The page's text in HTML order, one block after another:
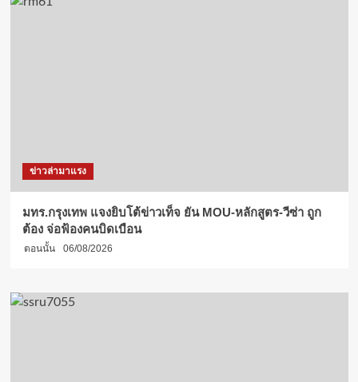
ข่าวล่ามาแรง
มทร.กรุงเทพ แจงยิบโต้ข่าวเท็จ ยัน MOU-หลักสูตร-วีซ่า ถูก
ต้อง จ่อฟ้องคนบิดเบือน
ตอนนั้น 06/08/2026